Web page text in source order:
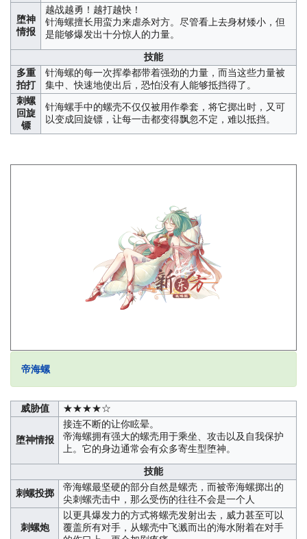
堕神
情报
越战越勇！越打越快！
针海螺擅长用蛮力来虐杀对方。尽管看上去身材矮小，但
是能够爆发出十分惊人的力量。
技能
多重
拍打
针海螺的每一次挥拳都带着强劲的力量，而当这些力量被
集中、快速地使出后，恐怕没有人能够抵挡得了。
刺螺
回旋
镖
针海螺手中的螺壳不仅仅被用作拳套，将它掷出时，又可
以变成回旋镖，让每一击都变得飘忽不定，难以抵挡。
帝海螺
威胁值 ★★★★☆
堕神情报
接连不断的让你眩晕。
帝海螺拥有强大的螺壳用于乘坐、攻击以及自我保护
上。它的身边通常会有众多寄生型堕神。
技能
刺螺投掷
帝海螺最坚硬的部分自然是螺壳，而被帝海螺掷出的
尖刺螺壳击中，那么受伤的往往不会是一个人
刺螺炮
以更具爆发力的方式将螺壳发射出去，威力甚至可以
覆盖所有对手，从螺壳中飞溅而出的海水附着在对手